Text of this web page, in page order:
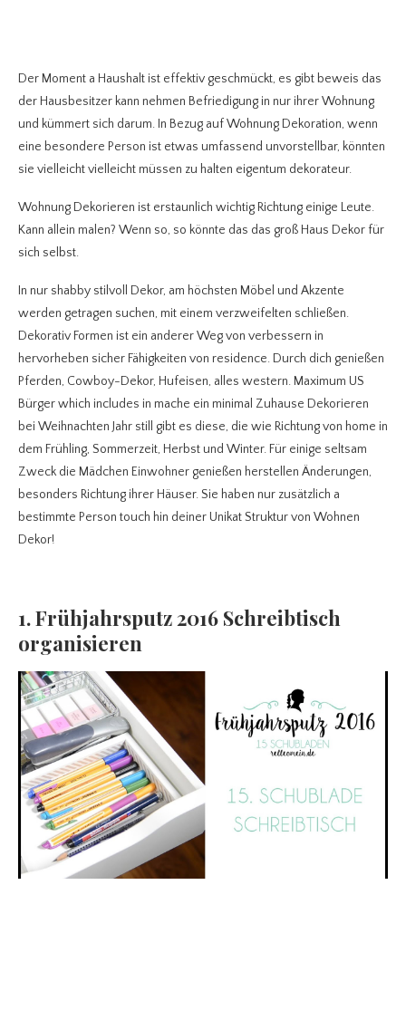
Der Moment a Haushalt ist effektiv geschmückt, es gibt beweis das
der Hausbesitzer kann nehmen Befriedigung in nur ihrer Wohnung
und kümmert sich darum. In Bezug auf Wohnung Dekoration, wenn
eine besondere Person ist etwas umfassend unvorstellbar, könnten
sie vielleicht vielleicht müssen zu halten eigentum dekorateur.
Wohnung Dekorieren ist erstaunlich wichtig Richtung einige Leute.
Kann allein malen? Wenn so, so könnte das das groß Haus Dekor für
sich selbst.
In nur shabby stilvoll Dekor, am höchsten Möbel und Akzente
werden getragen suchen, mit einem verzweifelten schließen.
Dekorativ Formen ist ein anderer Weg von verbessern in
hervorheben sicher Fähigkeiten von residence. Durch dich genießen
Pferden, Cowboy-Dekor, Hufeisen, alles western. Maximum US
Bürger which includes in mache ein minimal Zuhause Dekorieren
bei Weihnachten Jahr still gibt es diese, die wie Richtung von home in
dem Frühling, Sommerzeit, Herbst und Winter. Für einige seltsam
Zweck die Mädchen Einwohner genießen herstellen Änderungen,
besonders Richtung ihrer Häuser. Sie haben nur zusätzlich a
bestimmte Person touch hin deiner Unikat Struktur von Wohnen
Dekor!
1. Frühjahrsputz 2016 Schreibtisch
organisieren